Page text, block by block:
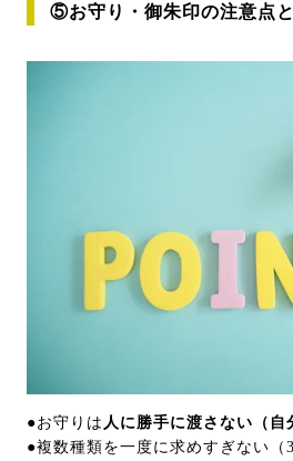
⑤お守り・御朱印の注意点
●お守りは 人に勝手に渡さない（自
●複数種類を一度に求めすぎない（